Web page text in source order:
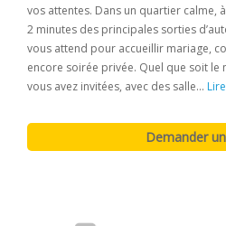
vos attentes. Dans un quartier calme,
2 minutes des principales sorties
vous attend pour accueillir mariage,
encore soirée privée. Quel que soit
vous avez invitées, avec des salle...